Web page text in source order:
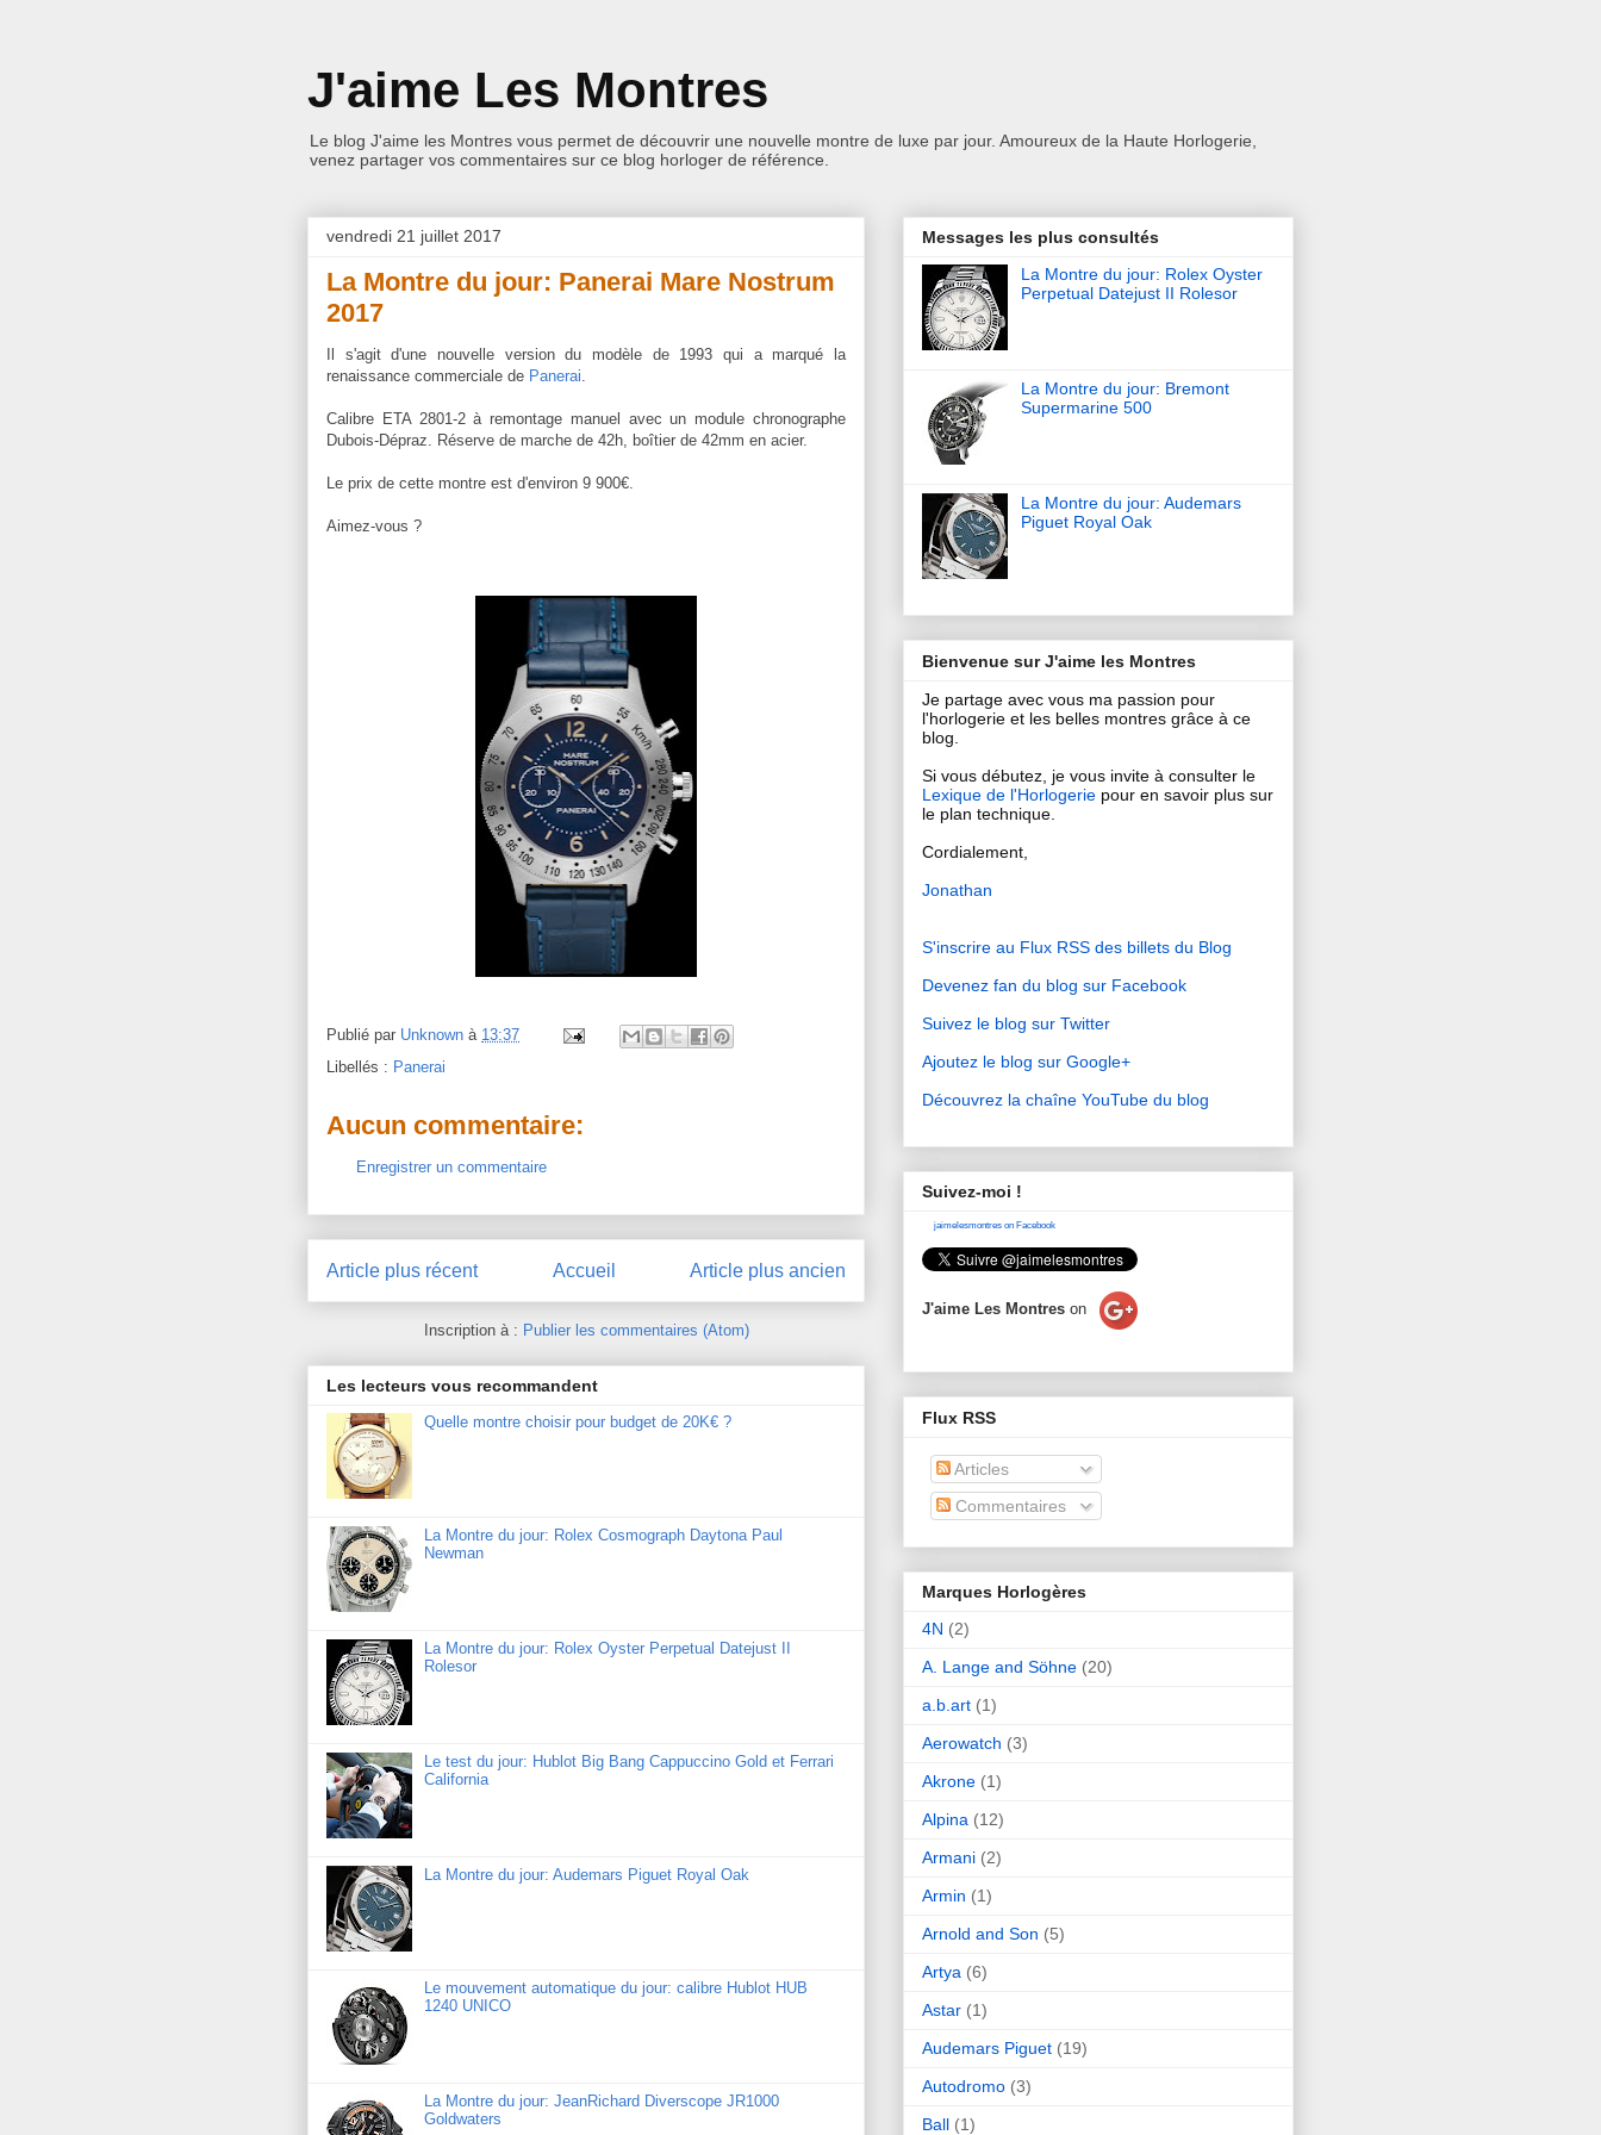
J'aime Les Montres
Le blog J'aime les Montres vous permet de découvrir une nouvelle montre de luxe par jour. Amoureux de la Haute Horlogerie,
venez partager vos commentaires sur ce blog horloger de référence.
vendredi 21 juillet 2017
La Montre du jour: Panerai Mare Nostrum
2017
Il s'agit d'une nouvelle version du modèle de 1993 qui a marqué la
renaissance commerciale de Panerai.
Calibre ETA 2801-2 à remontage manuel avec un module chronographe
Dubois-Dépraz. Réserve de marche de 42h, boîtier de 42mm en acier.
Le prix de cette montre est d'environ 9 900€.
Aimez-vous ?
Publié par Unknown à 13:37
Libellés : Panerai
Aucun commentaire:
Enregistrer un commentaire
Article plus récent Article plus ancien
Accueil
Inscription à : Publier les commentaires (Atom)
Les lecteurs vous recommandent
Quelle montre choisir pour budget de 20K€ ?
La Montre du jour: Rolex Cosmograph Daytona Paul
Newman
La Montre du jour: Rolex Oyster Perpetual Datejust II
Rolesor
Le test du jour: Hublot Big Bang Cappuccino Gold et Ferrari
California
La Montre du jour: Audemars Piguet Royal Oak
Le mouvement automatique du jour: calibre Hublot HUB
1240 UNICO
La Montre du jour: JeanRichard Diverscope JR1000
Goldwaters
Messages les plus consultés
La Montre du jour: Rolex Oyster
Perpetual Datejust II Rolesor
La Montre du jour: Bremont
Supermarine 500
La Montre du jour: Audemars
Piguet Royal Oak
Bienvenue sur J'aime les Montres
Je partage avec vous ma passion pour
l'horlogerie et les belles montres grâce à ce
blog.
Si vous débutez, je vous invite à consulter le
Lexique de l'Horlogerie pour en savoir plus sur
le plan technique.
Cordialement,
Jonathan
S'inscrire au Flux RSS des billets du Blog
Devenez fan du blog sur Facebook
Suivez le blog sur Twitter
Ajoutez le blog sur Google+
Découvrez la chaîne YouTube du blog
Suivez-moi !
jaimelesmontres on Facebook
J'aime Les Montres on
Flux RSS
Articles
Commentaires
Marques Horlogères
4N (2)
A. Lange and Söhne (20)
a.b.art (1)
Aerowatch (3)
Akrone (1)
Alpina (12)
Armani (2)
Armin (1)
Arnold and Son (5)
Artya (6)
Astar (1)
Audemars Piguet (19)
Autodromo (3)
Ball (1)